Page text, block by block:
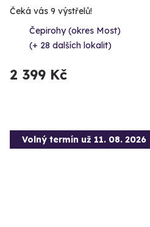
Čeká vás 9 výstřelů!
Čepirohy (okres Most)
(+ 28 dalších lokalit)
2 399 Kč
Volný termín už 11. 08. 2026